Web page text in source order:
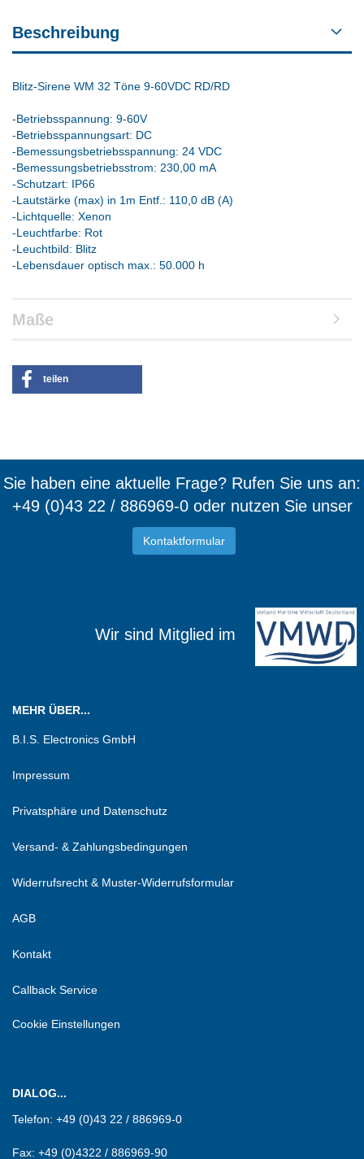
Beschreibung
Blitz-Sirene WM 32 Töne 9-60VDC RD/RD
-Betriebsspannung: 9-60V
-Betriebsspannungsart: DC
-Bemessungsbetriebsspannung: 24 VDC
-Bemessungsbetriebsstrom: 230,00 mA
-Schutzart: IP66
-Lautstärke (max) in 1m Entf.: 110,0 dB (A)
-Lichtquelle: Xenon
-Leuchtfarbe: Rot
-Leuchtbild: Blitz
-Lebensdauer optisch max.: 50.000 h
Maße
teilen
Sie haben eine aktuelle Frage? Rufen Sie uns an:
+49 (0)43 22 / 886969-0 oder nutzen Sie unser
Kontaktformular
Wir sind Mitglied im
MEHR ÜBER...
B.I.S. Electronics GmbH
Impressum
Privatsphäre und Datenschutz
Versand- & Zahlungsbedingungen
Widerrufsrecht & Muster-Widerrufsformular
AGB
Kontakt
Callback Service
Cookie Einstellungen
DIALOG...
Telefon: +49 (0)43 22 / 886969-0
Fax: +49 (0)4322 / 886969-90